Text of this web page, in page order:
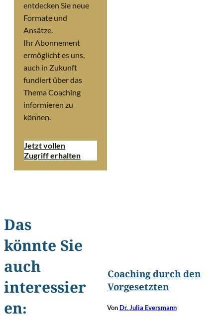
entdecken Sie neue
Formate und
Ansätze.
Ihr Abonnement
ermöglicht es uns,
auch in Zukunft
fundiert über das
Thema Coaching
informieren zu
können.
Jetzt vollen
Zugriff erhalten
Das
könnte Sie
auch
interessier
en:
Coaching durch den
Vorgesetzten
Von Dr. Julia Eversmann